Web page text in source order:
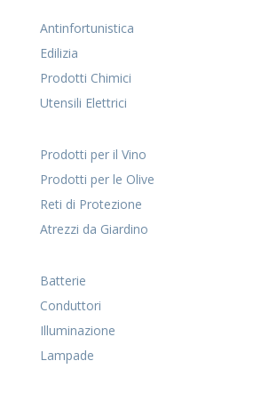
Antinfortunistica
Edilizia
Prodotti Chimici
Utensili Elettrici
Prodotti per il Vino
Prodotti per le Olive
Reti di Protezione
Atrezzi da Giardino
Batterie
Conduttori
Illuminazione
Lampade